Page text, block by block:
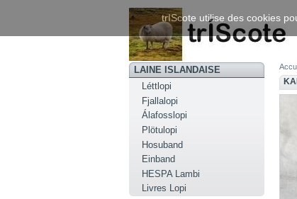
LAINE ISLANDAISE
Léttlopi
Fjallalopi
Álafosslopi
Plötulopi
Hosuband
Einband
HESPA Lambi
Livres Lopi
trIScote utilise des cookies